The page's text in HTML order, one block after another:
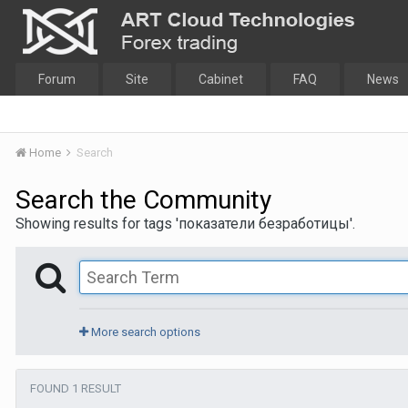
Forum Site Cabinet FAQ News
Home Search
Search the Community
Showing results for tags 'показатели безработицы'.
More search options
FOUND 1 RESULT